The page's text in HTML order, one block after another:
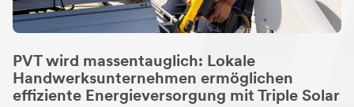
PVT wird massentauglich: Lokale
Handwerksunternehmen ermöglichen
effiziente Energieversorgung mit Triple Solar